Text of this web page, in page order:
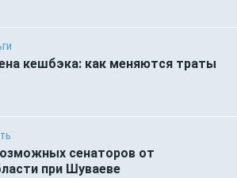
кешбэка: как меняются траты
сенаторов от
при Шуваеве